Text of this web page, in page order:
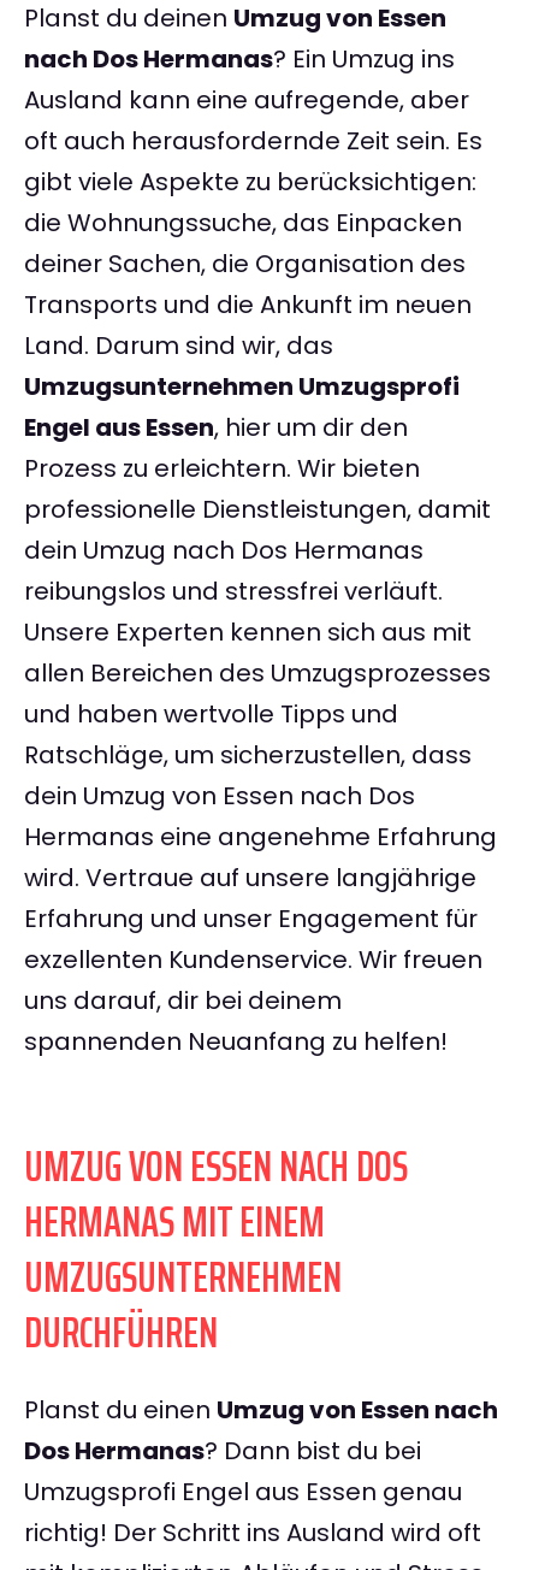
Planst du deinen Umzug von Essen
nach Dos Hermanas? Ein Umzug ins
Ausland kann eine aufregende, aber
oft auch herausfordernde Zeit sein. Es
gibt viele Aspekte zu berücksichtigen:
die Wohnungssuche, das Einpacken
deiner Sachen, die Organisation des
Transports und die Ankunft im neuen
Land. Darum sind wir, das
Umzugsunternehmen Umzugsprofi
Engel aus Essen, hier um dir den
Prozess zu erleichtern. Wir bieten
professionelle Dienstleistungen, damit
dein Umzug nach Dos Hermanas
reibungslos und stressfrei verläuft.
Unsere Experten kennen sich aus mit
allen Bereichen des Umzugsprozesses
und haben wertvolle Tipps und
Ratschläge, um sicherzustellen, dass
dein Umzug von Essen nach Dos
Hermanas eine angenehme Erfahrung
wird. Vertraue auf unsere langjährige
Erfahrung und unser Engagement für
exzellenten Kundenservice. Wir freuen
uns darauf, dir bei deinem
spannenden Neuanfang zu helfen!
UMZUG VON ESSEN NACH DOS
HERMANAS MIT EINEM
UMZUGSUNTERNEHMEN
DURCHFÜHREN
Planst du einen Umzug von Essen nach
Dos Hermanas? Dann bist du bei
Umzugsprofi Engel aus Essen genau
richtig! Der Schritt ins Ausland wird oft